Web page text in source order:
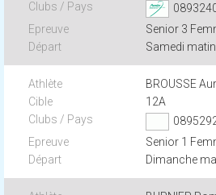
Senior 3
Samedi
BROUSSE
12A
Senior 1
Dimanche